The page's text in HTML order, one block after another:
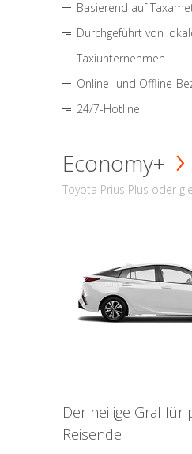
Basierend auf
Durchgeführt von
Taxiunternehmen
Online- und Offline-
24/7-Hotline
Economy+
Toyota Prius Plus oder
Der heilige Gral für
Reisende